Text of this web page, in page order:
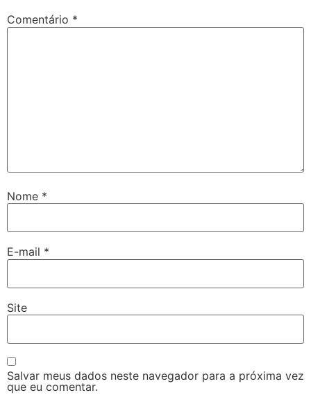
Comentário *
Nome *
E-mail *
Site
Salvar meus dados neste navegador para a próxima vez
que eu comentar.